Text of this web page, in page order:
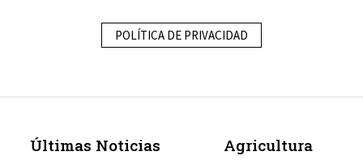
POLÍTICA DE PRIVACIDAD
Últimas Noticias
Agricultura